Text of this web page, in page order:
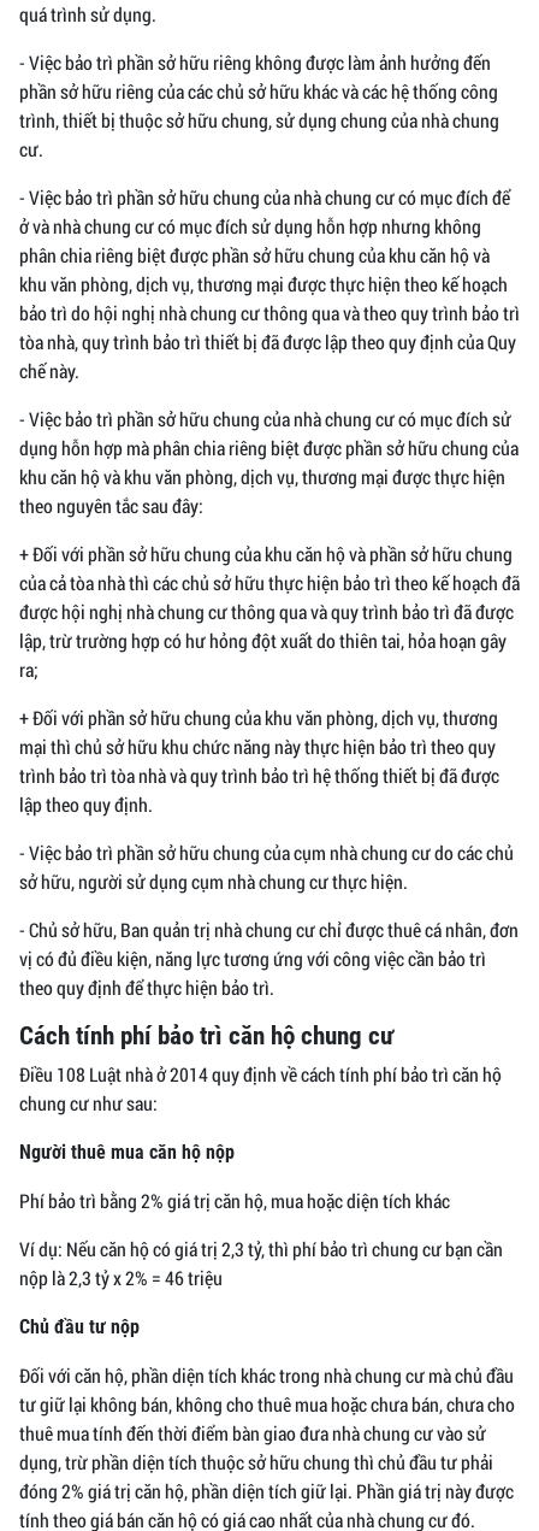
quá trình sử dụng.
- Việc bảo trì phần sở hữu riêng không được làm ảnh hưởng đến
phần sở hữu riêng của các chủ sở hữu khác và các hệ thống công
trình, thiết bị thuộc sở hữu chung, sử dụng chung của nhà chung
cư.
- Việc bảo trì phần sở hữu chung của nhà chung cư có mục đích để
ở và nhà chung cư có mục đích sử dụng hỗn hợp nhưng không
phân chia riêng biệt được phần sở hữu chung của khu căn hộ và
khu văn phòng, dịch vụ, thương mại được thực hiện theo kế hoạch
bảo trì do hội nghị nhà chung cư thông qua và theo quy trình bảo trì
tòa nhà, quy trình bảo trì thiết bị đã được lập theo quy định của Quy
chế này.
- Việc bảo trì phần sở hữu chung của nhà chung cư có mục đích sử
dụng hỗn hợp mà phân chia riêng biệt được phần sở hữu chung của
khu căn hộ và khu văn phòng, dịch vụ, thương mại được thực hiện
theo nguyên tắc sau đây:
+ Đối với phần sở hữu chung của khu căn hộ và phần sở hữu chung
của cả tòa nhà thì các chủ sở hữu thực hiện bảo trì theo kế hoạch đã
được hội nghị nhà chung cư thông qua và quy trình bảo trì đã được
lập, trừ trường hợp có hư hỏng đột xuất do thiên tai, hỏa hoạn gây
ra;
+ Đối với phần sở hữu chung của khu văn phòng, dịch vụ, thương
mại thì chủ sở hữu khu chức năng này thực hiện bảo trì theo quy
trình bảo trì tòa nhà và quy trình bảo trì hệ thống thiết bị đã được
lập theo quy định.
- Việc bảo trì phần sở hữu chung của cụm nhà chung cư do các chủ
sở hữu, người sử dụng cụm nhà chung cư thực hiện.
- Chủ sở hữu, Ban quản trị nhà chung cư chỉ được thuê cá nhân, đơn
vị có đủ điều kiện, năng lực tương ứng với công việc cần bảo trì
theo quy định để thực hiện bảo trì.
Cách tính phí bảo trì căn hộ chung cư
Điều 108 Luật nhà ở 2014 quy định về cách tính phí bảo trì căn hộ
chung cư như sau:
Người thuê mua căn hộ nộp
Phí bảo trì bằng 2% giá trị căn hộ, mua hoặc diện tích khác
Ví dụ: Nếu căn hộ có giá trị 2,3 tỷ, thì phí bảo trì chung cư bạn cần
nộp là 2,3 tỷ x 2% = 46 triệu
Chủ đầu tư nộp
Đối với căn hộ, phần diện tích khác trong nhà chung cư mà chủ đầu
tư giữ lại không bán, không cho thuê mua hoặc chưa bán, chưa cho
thuê mua tính đến thời điểm bàn giao đưa nhà chung cư vào sử
dụng, trừ phần diện tích thuộc sở hữu chung thì chủ đầu tư phải
đóng 2% giá trị căn hộ, phần diện tích giữ lại. Phần giá trị này được
tính theo giá bán căn hộ có giá cao nhất của nhà chung cư đó.